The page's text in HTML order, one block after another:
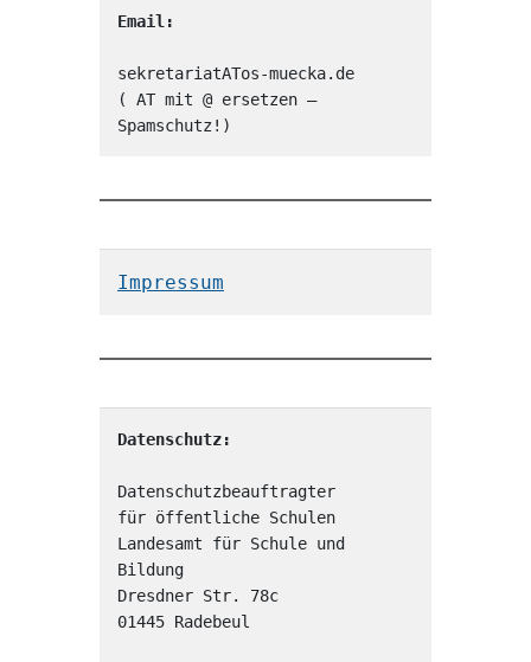
Email:
sekretariatATos-muecka.de
( AT mit @ ersetzen –
Spamschutz!)
Impressum
Datenschutz:
Datenschutzbeauftragter
für öffentliche Schulen
Landesamt für Schule und
Bildung
Dresdner Str. 78c
01445 Radebeul